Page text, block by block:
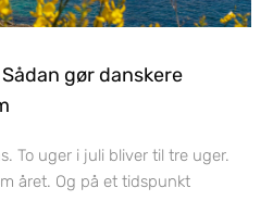
gør danskere
To uger i juli bliver til tre uger.
året. Og på et tidspunkt